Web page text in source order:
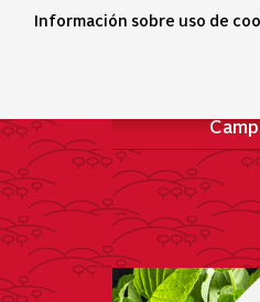
Información sobre uso de
Aniversario de la Dieta